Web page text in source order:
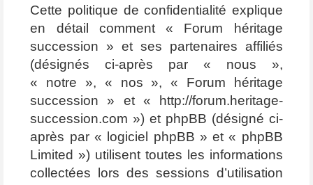
Cette politique de confidentialité explique
en détail comment « Forum héritage
succession » et ses partenaires affiliés
(désignés ci-après par « nous »,
« notre », « nos », « Forum héritage
succession » et « http://forum.heritage-
succession.com ») et phpBB (désigné ci-
après par « logiciel phpBB » et « phpBB
Limited ») utilisent toutes les informations
collectées lors des sessions d’utilisation